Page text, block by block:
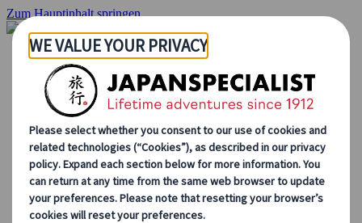
Zum Hauptinhalt springen
Startseite
Rundreisen
Individuelle Reisen
Gruppenreisen
Selbstfahrerreisen
Ausflüge
Massgeschneiderte Gruppenreisen
Japan Rail Pass
Wie wir arbeiten
Über uns
Treffen Sie unser Team
Werden Sie Teil unseres Teams